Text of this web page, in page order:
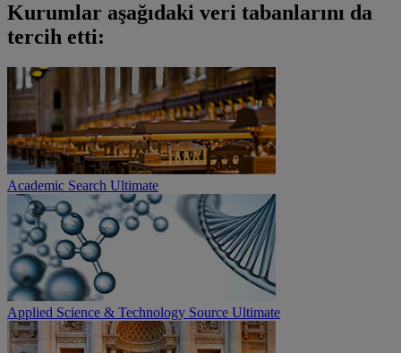
Kurumlar aşağıdaki veri tabanlarını da
tercih etti:
Academic Search Ultimate
Applied Science & Technology Source Ultimate